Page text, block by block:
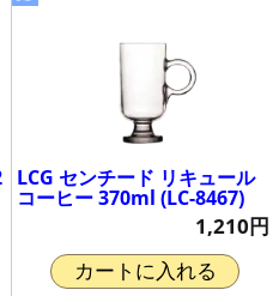
LCG センチード リキュール
コーヒー 370ml (LC-8467)
1,210円
カートに入れる